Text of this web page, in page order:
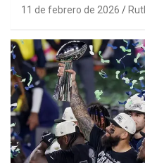
11 de febrero de 2026